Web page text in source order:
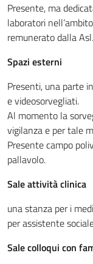
Presente, ma
laboratori
remunerato dalla Asl.
Spazi esterni
Presenti, una parte
e videosorvegliati.
Al momento la
vigilanza e per tale
Presente campo
pallavolo.
Sale attività clinica
una stanza per i
per assistente
Sale colloqui con